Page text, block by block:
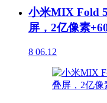
小米MIX Fold
屏，2亿像素
8 06.12